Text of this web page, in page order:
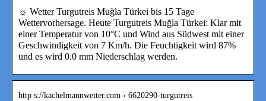
☼ Wetter Turgutreis Muğla Türkei bis 15 Tage
Wettervorhersage. Heute Turgutreis Muğla Türkei: Klar mit
einer Temperatur von 10°C und Wind aus Südwest mit einer
Geschwindigkeit von 7 Km/h. Die Feuchtigkeit wird 87%
und es wird 0.0 mm Niederschlag werden.
http s://kachelmannwetter.com › 6620290-turgutreis